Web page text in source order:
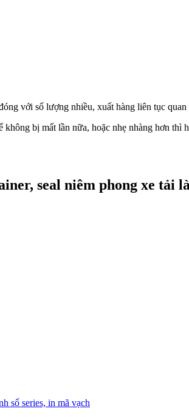
với số lượng nhiều, xuất hàng liên tục quan
bị mất lần nữa, hoặc nhẹ nhàng hơn thì
seal niêm phong xe tải
số series, in mã vạch